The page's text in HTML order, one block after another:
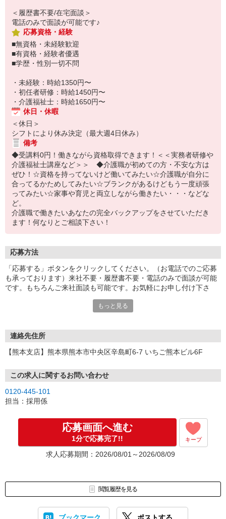
＜履歴書不要/在宅面談＞
電話のみで面談が可能です♪
応募資格・経験
■無資格・未経験歓迎
■有資格・経験者優遇
■学歴・性別一切不問
・未経験：時給1350円〜
・初任者研修：時給1450円〜
・介護福祉士：時給1650円〜
休日・休暇
＜休日＞
シフトにより休み決定（最大週4日休み）
備考
◆受講料0円！働きながら資格取得できます！＜＜実務者研修や
介護福祉士講座など＞＞ ◆介護職が初めての方・不安な方は
ぜひ！☆資格を持ってないけど働いてみたい☆介護職が自分に
合ってるかためしてみたい☆ブランクがあるけどもう一度頑張
ってみたい☆家事や育児と両立しながら働きたい・・・などな
ど。
介護職で働きたいあなたの完全バックアップをさせていただき
ます！何なりとご相談下さい！
応募方法
「応募する」ボタンをクリックしてください。（お電話でのご応募
も承っております）来社不要・履歴書不要・電話のみで面談が可能
です。もちろんご来社面談も可能です。お気軽にお申し付け下さ
もっと見る
連絡先住所
【熊本支店】熊本県熊本市中央区辛島町6-7 いちご熊本ビル6F
この求人に関するお問い合わせ
0120-445-101
担当：採用係
応募画面へ進む
1分で応募完了!! キープ
求人応募期間：2026/08/01～2026/08/09
閲覧履歴を見る